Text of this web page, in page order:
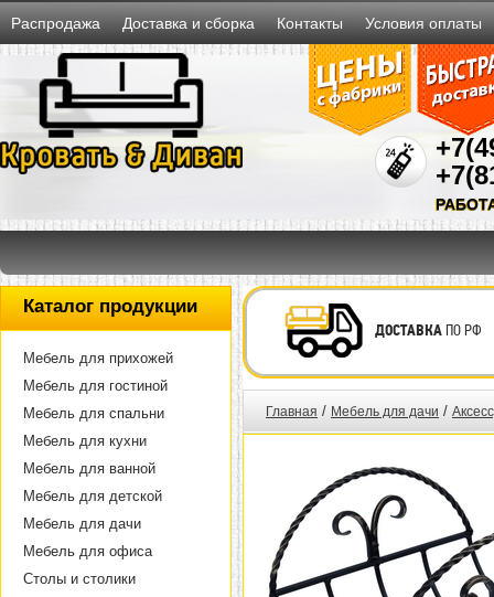
Распродажа Доставка и сборка Контакты Условия оплаты
Каталог продукции
Мебель для прихожей
Мебель для гостиной
Мебель для спальни
Мебель для кухни
Мебель для ванной
Мебель для детской
Мебель для дачи
Мебель для офиса
Столы и столики
ДОСТАВКАПО РФ
Главная / Мебель для дачи /